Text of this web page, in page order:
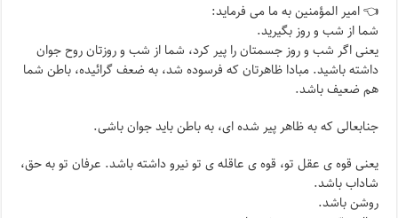
👈 امیر المؤمنین به ما می فرماید:
شما از شب و روز بگیرید.
یعنی اگر شب و روز جسمتان را پیر کرد، شما از شب و روزتان روح جوان
داشته باشید. مبادا ظاهرتان که فرسوده شد، به ضعف گرائیده، باطن شما
هم ضعیف باشد.
جنابعالی که به ظاهر پیر شده ای، به باطن باید جوان باشی.
یعنی قوه ی عقل تو، قوه ی عاقله ی تو نیرو داشته باشد. عرفان تو به حق،
شاداب باشد.
روشن باشد.